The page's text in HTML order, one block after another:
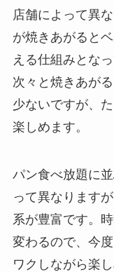
店舗によって異
が焼きあがると
える仕組みとな
次々と焼きあが
少ないですが、
楽しめます。
パン食べ放題に
って異なります
系が豊富です。
変わるので、今
ワクしながら楽